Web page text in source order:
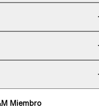
Miembro